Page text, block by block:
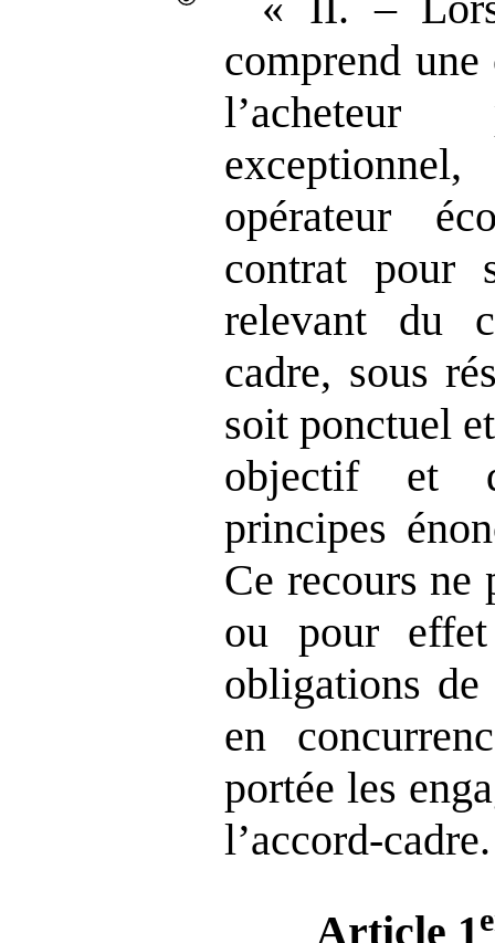
comprend
opérateur
contrat pour
relevant du
cadre, sous
soit ponctuel
objectif et
principes
Ce recours ne
ou pour
obligations
en
portée les
l’accord-
Article 1